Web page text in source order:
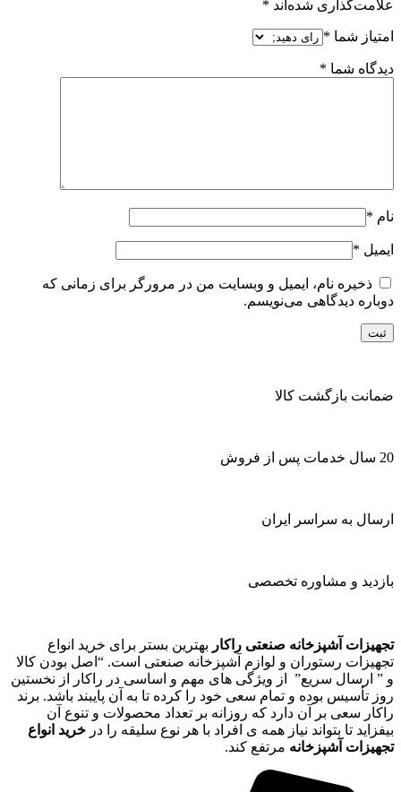
علامت‌گذاری شده‌اند *
امتیاز شما *
دیدگاه شما *
نام *
ایمیل *
ذخیره نام، ایمیل و وبسایت من در مرورگر برای زمانی که
دوباره دیدگاهی می‌نویسم.
ضمانت بازگشت کالا
20 سال خدمات پس از فروش
ارسال به سراسر ایران
بازدید و مشاوره تخصصی
تجهیزات آشپزخانه صنعتی راکار بهترین بستر برای خرید انواع
تجهیزات رستوران و لوازم آشپزخانه صنعتی است. “اصل بودن کالا
و ” ارسال سریع” از ویژگی های مهم و اساسی در راکار از نخستین
روز تأسیس بوده و تمام سعی خود را کرده تا به آن پایبند باشد. برند
راکار سعی بر آن دارد که روزانه بر تعداد محصولات و تنوع آن
بیفزاید تا بتواند نیاز همه ی افراد با هر نوع سلیقه را در خرید انواع
تجهیزات آشپزخانه مرتفع کند.